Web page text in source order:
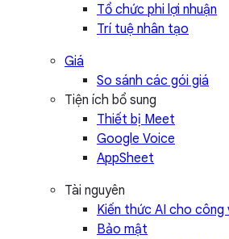
Tổ chức phi lợi nhuận
Trí tuệ nhân tạo
Giá
So sánh các gói giá
Tiện ích bổ sung
Thiết bị Meet
Google Voice
AppSheet
Tài nguyên
Kiến thức AI cho công
Bảo mật